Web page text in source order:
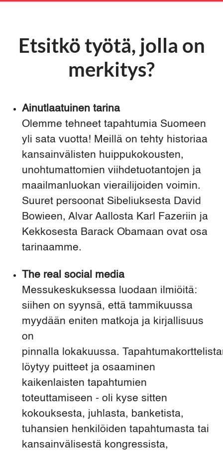
Etsitkö työtä, jolla on
merkitys?
Ainutlaatuinen tarina
Olemme tehneet tapahtumia Suomeen
yli sata vuotta! Meillä on tehty historiaa
kansainvälisten huippukokousten,
unohtumattomien viihdetuotantojen ja
maailmanluokan vierailijoiden voimin.
Suuret persoonat Sibeliuksesta David
Bowieen, Alvar Aallosta Karl Fazeriin ja
Kekkosesta Barack Obamaan ovat osa
tarinaamme.
The real social media
Messukeskuksessa luodaan ilmiöitä:
siihen on syynsä, että tammikuussa
myydään eniten matkoja ja kirjallisuus
on
pinnalla lokakuussa.
löytyy puitteet ja osaaminen
kaikenlaisten tapahtumien
toteuttamiseen - oli kyse sitten
kokouksesta, juhlasta, banketista,
tuhansien henkilöiden tapahtumasta tai
kansainvälisestä kongressista,